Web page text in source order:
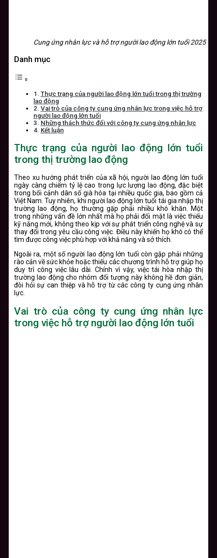
Cung ứng nhân lực và hỗ trợ người lao động lớn tuổi 2025
Danh mục
Thực trạng của người lao động lớn tuổi trong thị trường
lao động
Vai trò của công ty cung ứng nhân lực trong việc hỗ trợ
người lao động lớn tuổi
Những thách thức đối với công ty cung ứng nhân lực
Kết luận
Thực trạng của người lao động lớn tuổi
trong thị trường lao động
Theo xu hướng phát triển của xã hội, người lao động lớn tuổi
ngày càng chiếm tỷ lệ cao trong lực lượng lao động, đặc biệt
trong bối cảnh dân số già hóa tại nhiều quốc gia, bao gồm cả
Việt Nam. Tuy nhiên, khi người lao động lớn tuổi tái gia nhập thị
trường lao động, họ thường gặp phải nhiều khó khăn. Một
trong những vấn đề lớn nhất mà họ phải đối mặt là việc thiếu
kỹ năng mới, không theo kịp với sự phát triển công nghệ và sự
thay đổi trong yêu cầu công việc. Điều này khiến họ khó có thể
tìm được công việc phù hợp với khả năng và sở thích.
Ngoài ra, một số người lao động lớn tuổi còn gặp phải những
rào cản về sức khỏe hoặc thiếu các chương trình hỗ trợ giúp họ
duy trì công việc lâu dài. Chính vì vậy, việc tái hòa nhập thị
trường lao động cho nhóm đối tượng này không hề đơn giản,
đòi hỏi sự can thiệp và hỗ trợ từ các công ty cung ứng nhân
lực.
Vai trò của công ty cung ứng nhân lực
trong việc hỗ trợ người lao động lớn tuổi